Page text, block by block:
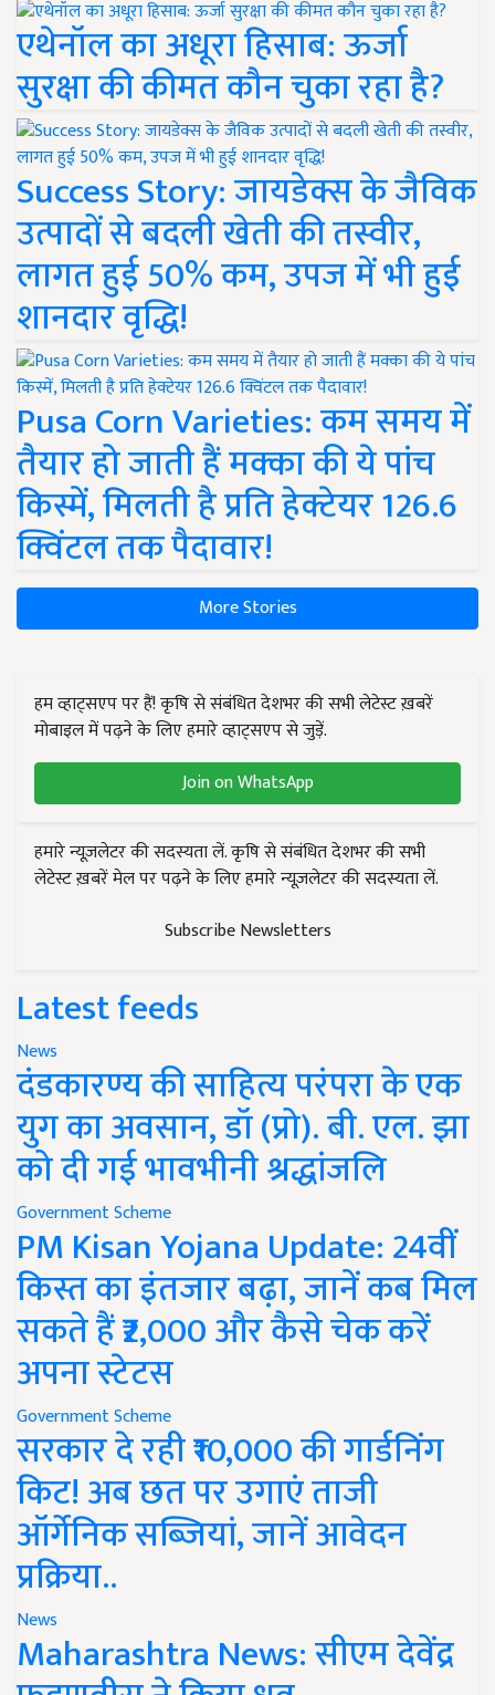
एथेनॉल का अधूरा हिसाब: ऊर्जा
सुरक्षा की कीमत कौन चुका रहा है?
Success Story: जायडेक्स के जैविक
उत्पादों से बदली खेती की तस्वीर,
लागत हुई 50% कम, उपज में भी हुई
शानदार वृद्धि!
Pusa Corn Varieties: कम समय में
तैयार हो जाती हैं मक्का की ये पांच
किस्में, मिलती है प्रति हेक्टेयर 126.6
क्विंटल तक पैदावार!
More Stories
हम व्हाट्सएप पर हैं! कृषि से संबंधित देशभर की सभी लेटेस्ट ख़बरें
मोबाइल में पढ़ने के लिए हमारे व्हाट्सएप से जुड़ें.
Join on WhatsApp
हमारे न्यूज़लेटर की सदस्यता लें. कृषि से संबंधित देशभर की सभी
लेटेस्ट ख़बरें मेल पर पढ़ने के लिए हमारे न्यूज़लेटर की सदस्यता लें.
Subscribe Newsletters
Latest feeds
News
दंडकारण्य की साहित्य परंपरा के एक
युग का अवसान, डॉ (प्रो). बी. एल. झा
को दी गई भावभीनी श्रद्धांजलि
Government Scheme
PM Kisan Yojana Update: 24वीं
किस्त का इंतजार बढ़ा, जानें कब मिल
सकते हैं ₹2,000 और कैसे चेक करें
अपना स्टेटस
Government Scheme
सरकार दे रही ₹10,000 की गार्डनिंग
किट! अब छत पर उगाएं ताजी
ऑर्गेनिक सब्जियां, जानें आवेदन
प्रक्रिया..
News
Maharashtra News: सीएम देवेंद्र